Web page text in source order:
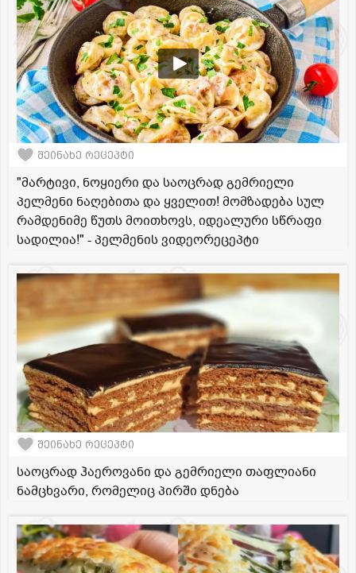
შეინახე რეცეპტი
"მარტივი, ნოყიერი და საოცრად გემრიელი
პელმენი ნაღებითა და ყველით! მომზადება სულ
რამდენიმე წუთს მოითხოვს, იდეალური სწრაფი
სადილია!" - პელმენის ვიდეორეცეპტი
შეინახე რეცეპტი
საოცრად ჰაეროვანი და გემრიელი თაფლიანი
ნამცხვარი, რომელიც პირში დნება